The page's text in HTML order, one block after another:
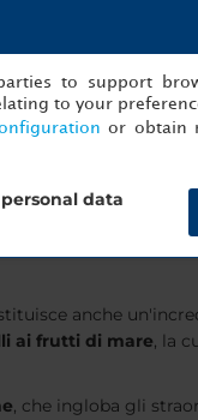
e le città costiere
Si tratta di una
ceramica. Vi si
possibile visitare.
,
si possono
anche
ai frutti di mare, la
, che ingloba gli
to support
to your
or obtain
data